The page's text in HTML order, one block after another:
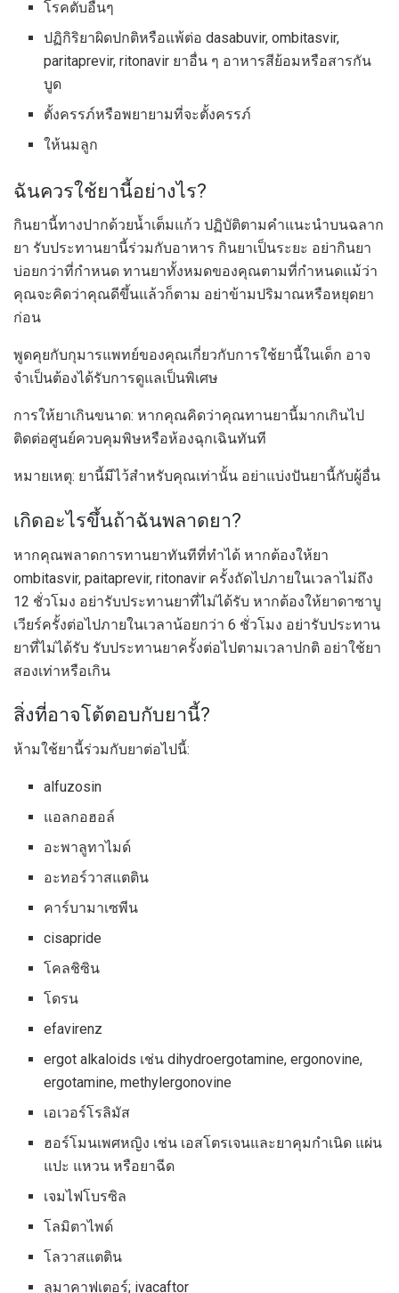
โรคตับอื่นๆ
ปฏิกิริยาผิดปกติหรือแพ้ต่อ dasabuvir, ombitasvir,
paritaprevir, ritonavir ยาอื่น ๆ อาหารสีย้อมหรือสารกัน
บูด
ตั้งครรภ์หรือพยายามที่จะตั้งครรภ์
ให้นมลูก
ฉันควรใช้ยานี้อย่างไร?
กินยานี้ทางปากด้วยน้ำเต็มแก้ว ปฏิบัติตามคำแนะนำบนฉลาก
ยา รับประทานยานี้ร่วมกับอาหาร กินยาเป็นระยะ อย่ากินยา
บ่อยกว่าที่กำหนด ทานยาทั้งหมดของคุณตามที่กำหนดแม้ว่า
คุณจะคิดว่าคุณดีขึ้นแล้วก็ตาม อย่าข้ามปริมาณหรือหยุดยา
ก่อน
พูดคุยกับกุมารแพทย์ของคุณเกี่ยวกับการใช้ยานี้ในเด็ก อาจ
จำเป็นต้องได้รับการดูแลเป็นพิเศษ
การให้ยาเกินขนาด: หากคุณคิดว่าคุณทานยานี้มากเกินไป
ติดต่อศูนย์ควบคุมพิษหรือห้องฉุกเฉินทันที
หมายเหตุ: ยานี้มีไว้สำหรับคุณเท่านั้น อย่าแบ่งปันยานี้กับผู้อื่น
เกิดอะไรขึ้นถ้าฉันพลาดยา?
หากคุณพลาดการทานยาทันทีที่ทำได้ หากต้องให้ยา
ombitasvir, paitaprevir, ritonavir ครั้งถัดไปภายในเวลาไม่ถึง
12 ชั่วโมง อย่ารับประทานยาที่ไม่ได้รับ หากต้องให้ยาดาซาบู
เวียร์ครั้งต่อไปภายในเวลาน้อยกว่า 6 ชั่วโมง อย่ารับประทาน
ยาที่ไม่ได้รับ รับประทานยาครั้งต่อไปตามเวลาปกติ อย่าใช้ยา
สองเท่าหรือเกิน
สิ่งที่อาจโต้ตอบกับยานี้?
ห้ามใช้ยานี้ร่วมกับยาต่อไปนี้:
alfuzosin
แอลกอฮอล์
อะพาลูทาไมด์
อะทอร์วาสแตติน
คาร์บามาเซพีน
cisapride
โคลชิซิน
โดรน
efavirenz
ergot alkaloids เช่น dihydroergotamine, ergonovine,
ergotamine, methylergonovine
เอเวอร์โรลิมัส
ฮอร์โมนเพศหญิง เช่น เอสโตรเจนและยาคุมกำเนิด แผ่น
แปะ แหวน หรือยาฉีด
เจมไฟโบรซิล
โลมิตาไพด์
โลวาสแตติน
ลูมาคาฟเตอร์; ivacaftor